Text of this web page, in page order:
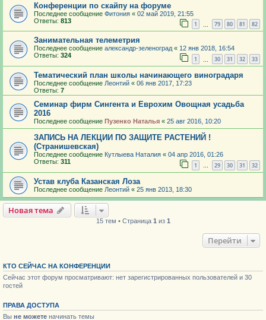
Конференции по скайпу на форуме
Последнее сообщение Фитония « 02 май 2019, 21:55
Ответы: 813 1 79 80 81 82
Занимательная телеметрия
Последнее сообщение александр-зеленоград« 12 янв 2018, 16:54
Ответы: 324 1 30 31 32 33
Тематический план школы начинающего виноградаря
Последнее сообщение Леонтий « 06 янв 2017, 17:23
Ответы: 7
Семинар фирм Сингента и Еврохим Овощная усадьба
2016
Последнее сообщение Пузенко Наталья « 25 авг 2016, 10:20
ЗАПИСЬ НА ЛЕКЦИИ ПО ЗАЩИТЕ РАСТЕНИЙ !
(Странишевская)
Последнее сообщение Кутлыева Наталия « 04 апр 2016, 01:26
Ответы: 311 1 … 29 30 31 32
Устав клуба Казанская Лоза
Последнее сообщение Леонтий « 25 янв 2013, 18:30
Новая тема
15 тем • Страница 1 из 1
Перейти
КТО СЕЙЧАС НА КОНФЕРЕНЦИИ
Сейчас этот форум просматривают: нет зарегистрированных пользователей и 30
гостей
ПРАВА ДОСТУПА
Вы не можете начинать темы